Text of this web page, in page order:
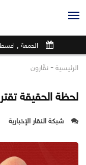
الجمعة , اغسطس 7
الرئيسية - نقّارون
لحظة الحقيقة
شبكة النقار الإخبارية